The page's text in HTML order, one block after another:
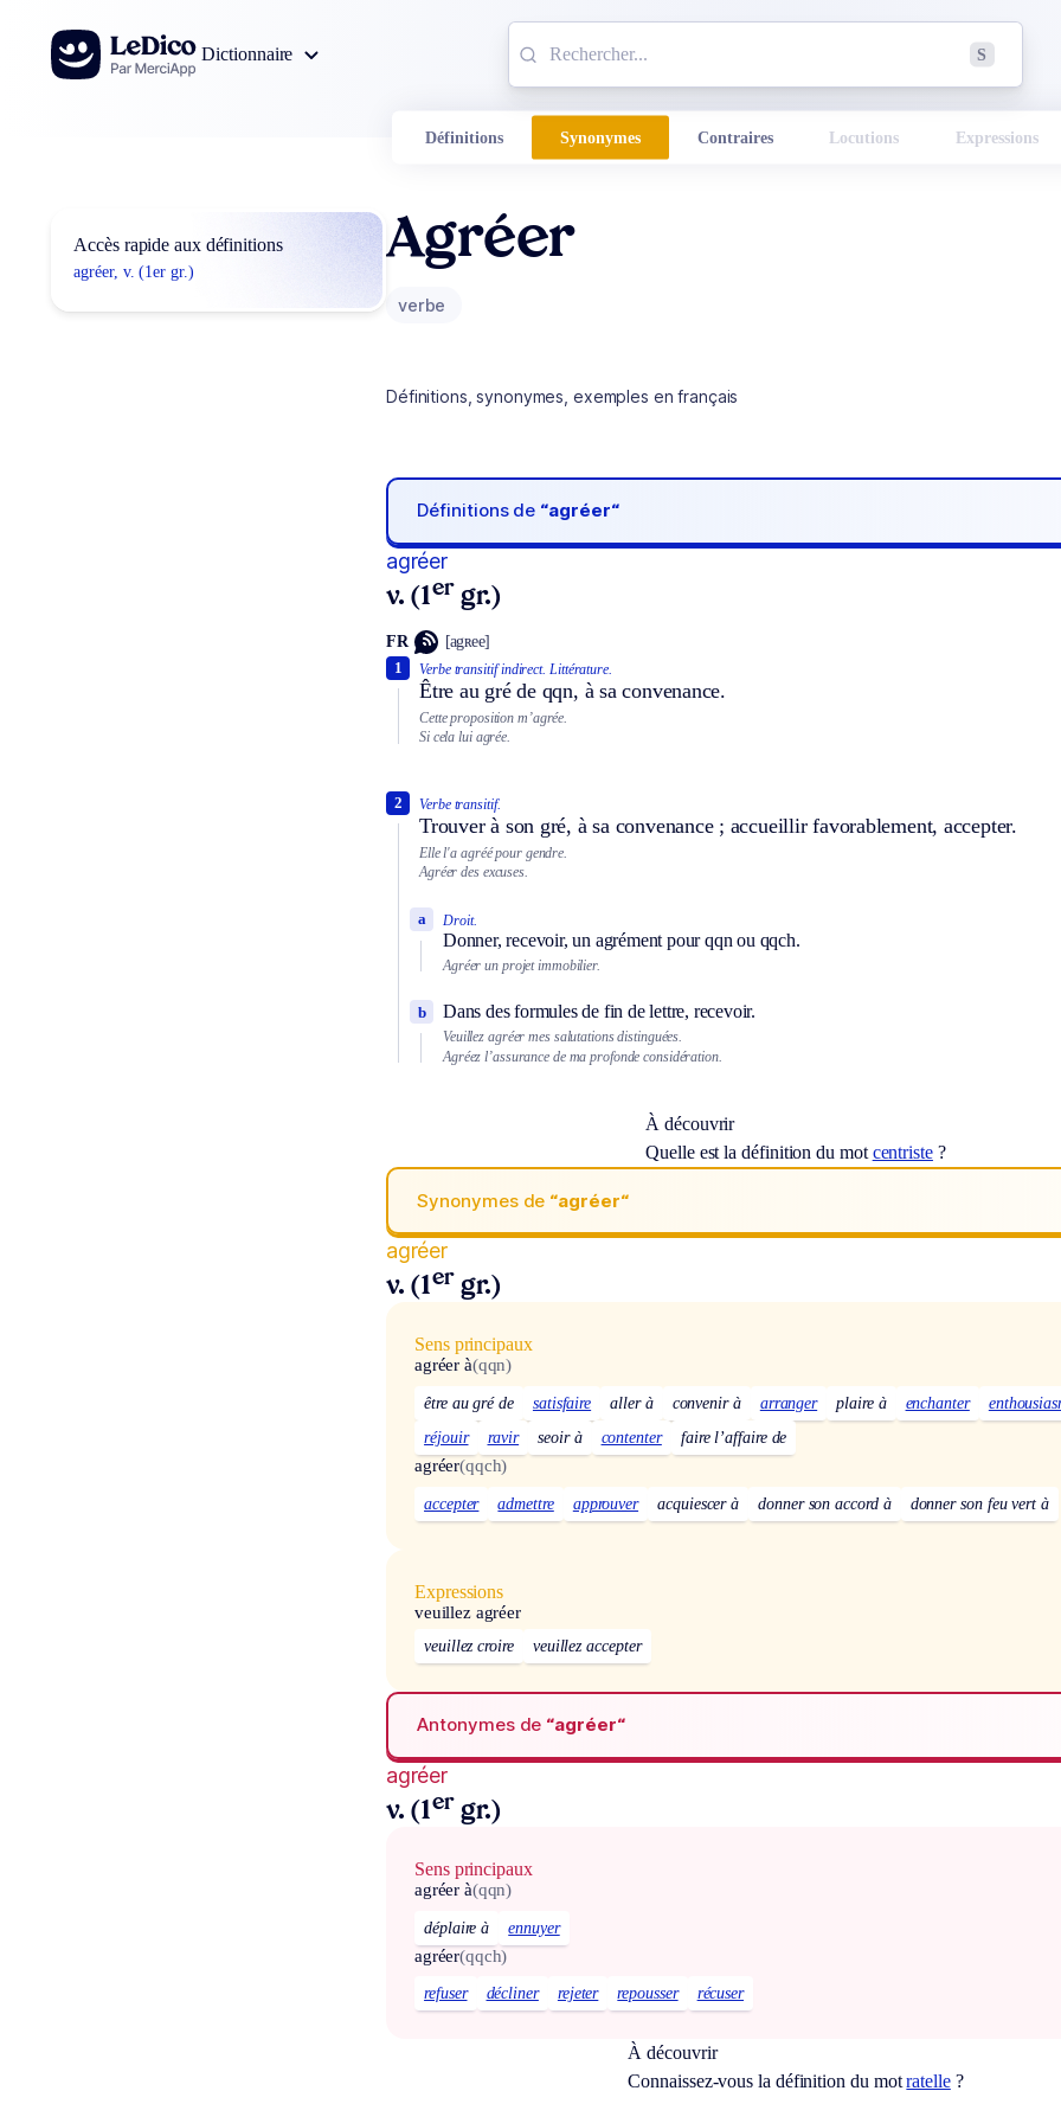
Aller au contenu
Dictionnaire
S
Définitions Synonymes Contraires Locutions Expressions
Accès rapide aux définitions
agréer, v. (1er gr.)
Agréer
verbe
Définitions, synonymes, exemples en français
Définitions de “agréer“
agréer
v. (1er gr.)
FR [agʀee]
Verbe transitif indirect. Littérature.
Être au gré de qqn, à sa convenance.
1
Cette proposition m’agrée.
Si cela lui agrée.
Verbe transitif.
Trouver à son gré, à sa convenance ; accueillir favorablement, accepter.
2
Elle l'a agréé pour gendre.
Agréer des excuses.
Droit.
Donner, recevoir, un agrément pour qqn ou qqch.
a
Agréer un projet immobilier.
Dans des formules de fin de lettre, recevoir.
b
Veuillez agréer mes salutations distinguées.
Agréez l’assurance de ma profonde considération.
À découvrir
Quelle est la définition du motcentriste?
Synonymes de “agréer“
agréer
v. (1er gr.)
Sens principaux
agréer à(qqn)
être au gré de satisfaire aller à convenir à arranger plaire à enchanter
réjouir
ravir seoir à contenter faire l’affaire de
agréer(qqch)
accepter admettre approuver acquiescer à donner son accord à donner son feu vert à
Expressions
veuillez agréer
veuillez croire veuillez accepter
Antonymes de “agréer“
agréer
v. (1er gr.)
Sens principaux
agréer à(qqn)
déplaire à ennuyer
agréer(qqch)
refuser décliner rejeter repousser récuser
À découvrir
Connaissez-vous la définition du motratelle?